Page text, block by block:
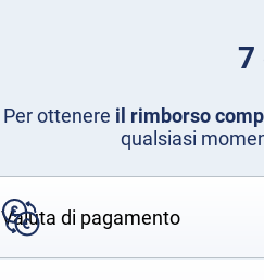
7
Per ottenere il rimborso
qualsiasi
Valuta di pagamento